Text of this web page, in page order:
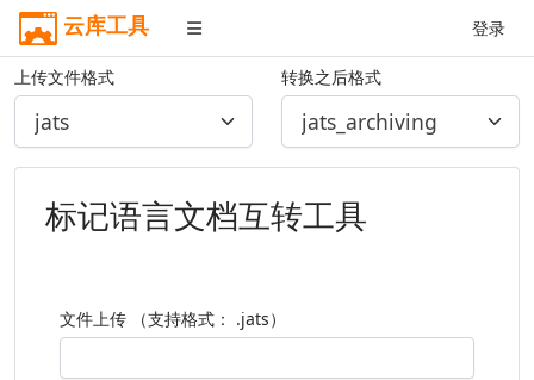
云库工具 登录
上传文件格式 转换之后格式
标记语言文档互转工具
文件上传 （支持格式： .jats）